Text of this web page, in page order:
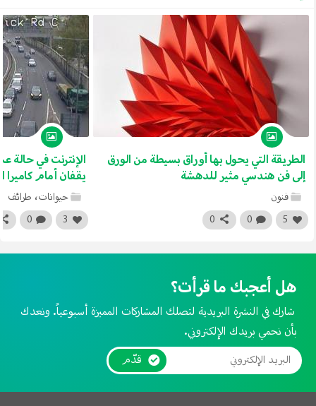
الطريقة التي يحول بها أوراق بسيطة من الورق
إلى فن هندسي مثير للدهشة
فنون
5
0
الإنترنت في حالة
يقفان أمام
حيوانات، طرائف
3
هل أعجبك ما قرأت؟
شارك في النشرة البريدية لتصلك المشاركات المميزة أسبوعياً. ونعدك
بأن نحمي بريدك الإلكتروني.
قدّم